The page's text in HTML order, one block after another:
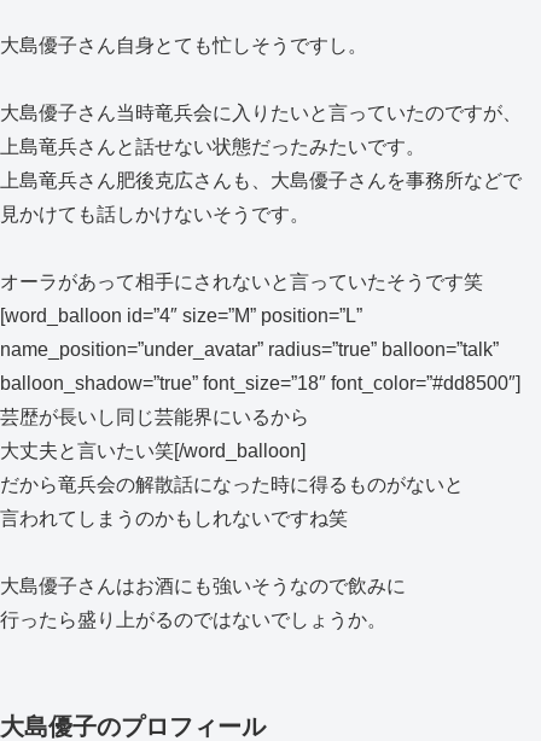
大島優子さん自身とても忙しそうですし。
大島優子さん当時竜兵会に入りたいと言っていたのですが、
上島竜兵さんと話せない状態だったみたいです。
上島竜兵さん肥後克広さんも、大島優子さんを事務所などで
見かけても話しかけないそうです。
オーラがあって相手にされないと言っていたそうです笑
[word_balloon id=”4″ size=”M” position=”L”
name_position=”under_avatar” radius=”true” balloon=”talk”
balloon_shadow=”true” font_size=”18″ font_color=”#dd8500″]
芸歴が長いし同じ芸能界にいるから
大丈夫と言いたい笑[/word_balloon]
だから竜兵会の解散話になった時に得るものがないと
言われてしまうのかもしれないですね笑
大島優子さんはお酒にも強いそうなので飲みに
行ったら盛り上がるのではないでしょうか。
大島優子のプロフィール